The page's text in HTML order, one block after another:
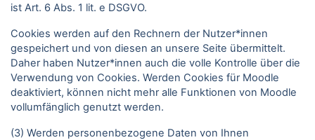
ist Art. 6 Abs. 1 lit. e DSGVO.
Cookies werden auf den Rechnern der Nutzer*innen
gespeichert und von diesen an unsere Seite übermittelt.
Daher haben Nutzer*innen auch die volle Kontrolle über die
Verwendung von Cookies. Werden Cookies für Moodle
deaktiviert, können nicht mehr alle Funktionen von Moodle
vollumfänglich genutzt werden.
(3) Werden personenbezogene Daten von Ihnen